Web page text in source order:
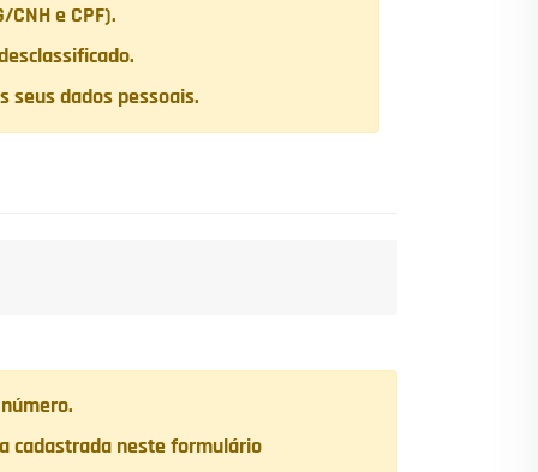
e CPF).
seus dados pessoais.
cadastrada neste formulário